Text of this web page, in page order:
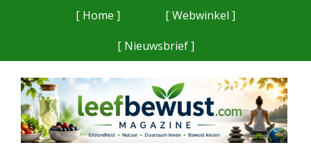
[ Home ]
[ Webwinkel ]
[ Nieuwsbrief ]